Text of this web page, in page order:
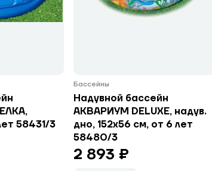
58431/3
Бассейны
Надувной бассейн
АКВАРИУМ DELUXE, надув.
дно, 152х56 см, от 6 лет
58480/3
2 893 ₽